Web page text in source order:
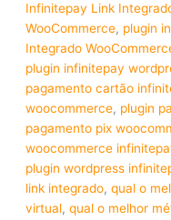
Infinitepay Link
WooCommerce, plugin
Integrado
plugin infinitepay
pagamento cartão
woocommerce, plugin
pagamento pix
woocommerce
plugin wordpress
link integrado, qual o
virtual, qual o melhor